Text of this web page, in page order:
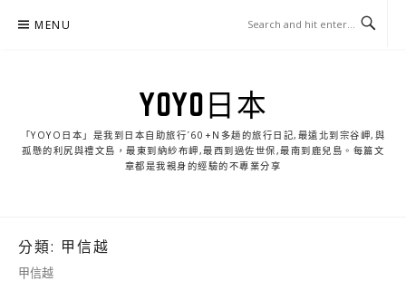
MENU
YOYO日本
「YOYO日本」是我到日本自助旅行ˊ60+N多趟的旅行日記,最遠北到宗谷岬,與
孤懸的利尻與禮文島，最東到納紗布岬,最西到過佐世保,最南到鹿兒島。每篇文
章都是我親身的經驗的不專業分享
分類: 甲信越
甲信越